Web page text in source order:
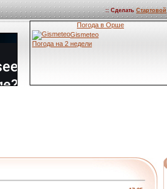
:: Сделать Стартовой
Погода в Орше
Gismeteo
Погода на 2 недели